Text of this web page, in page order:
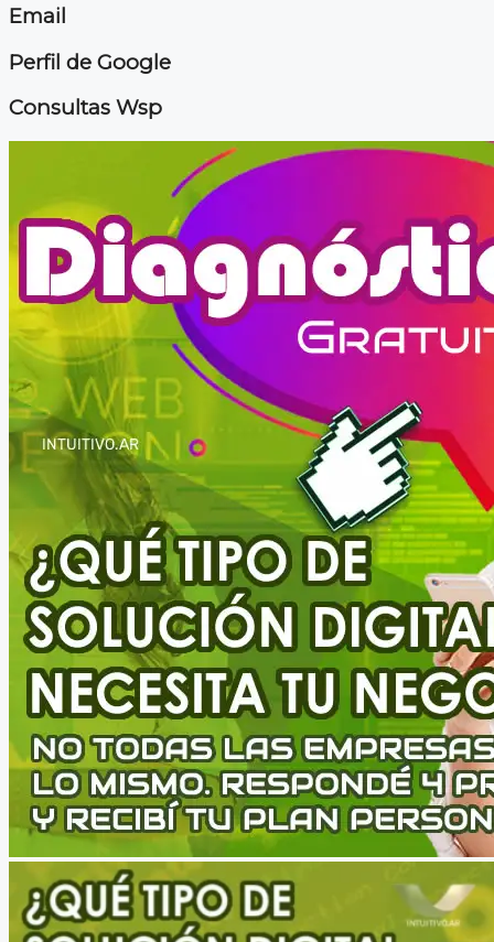
Email
Perfil de Google
Consultas Wsp